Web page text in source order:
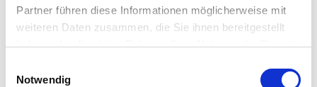
Partner führen diese Informationen möglicherweise mit
weiteren Daten zusammen, die Sie ihnen bereitgestellt
haben oder die sie im Rahmen Ihrer Nutzung der Dienste
Notwendig